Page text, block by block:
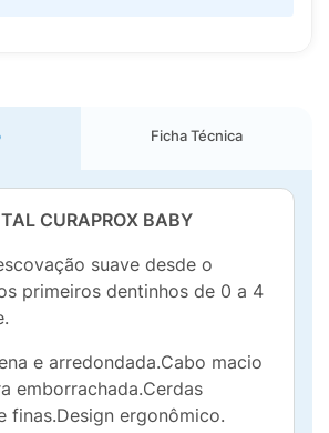
Ficha Técnica
CURAPROX BABY
suave desde o
primeiros dentinhos de 0 a 4
e arredondada.Cabo macio
emborrachada.Cerdas
finas.Design ergonômico.